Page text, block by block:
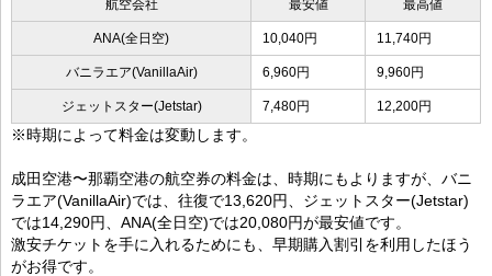
航空会社 最安値 最高値
ANA(全日空) 10,040円 11,740円
バニラエア(VanillaAir) 6,960円 9,960円
ジェットスター(Jetstar) 7,480円 12,200円
※時期によって料金は変動します。
成田空港〜那覇空港の航空券の料金は、時期にもよりますが、バニ
ラエア(VanillaAir)では、往復で13,620円、ジェットスター(Jetstar)
では14,290円、ANA(全日空)では20,080円が最安値です。
激安チケットを手に入れるためにも、早期購入割引を利用したほう
がお得です。